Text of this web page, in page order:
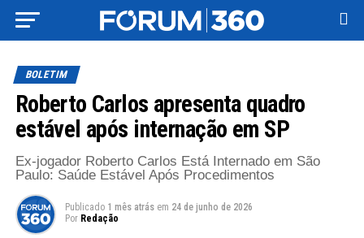
BOLETIM
Roberto Carlos apresenta quadro
estável após internação em SP
Ex-jogador Roberto Carlos Está Internado em São
Paulo: Saúde Estável Após Procedimentos
Publicado 1 mês atrás em 24 de junho de 2026
Por Redação